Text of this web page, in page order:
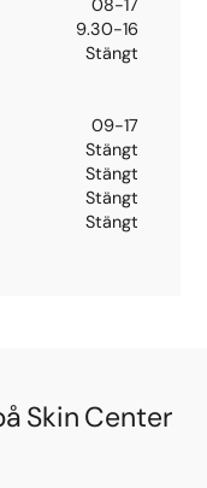
08-17
9.30-16
Stängt
09-17
Stängt
Stängt
Stängt
Stängt
Skin Center